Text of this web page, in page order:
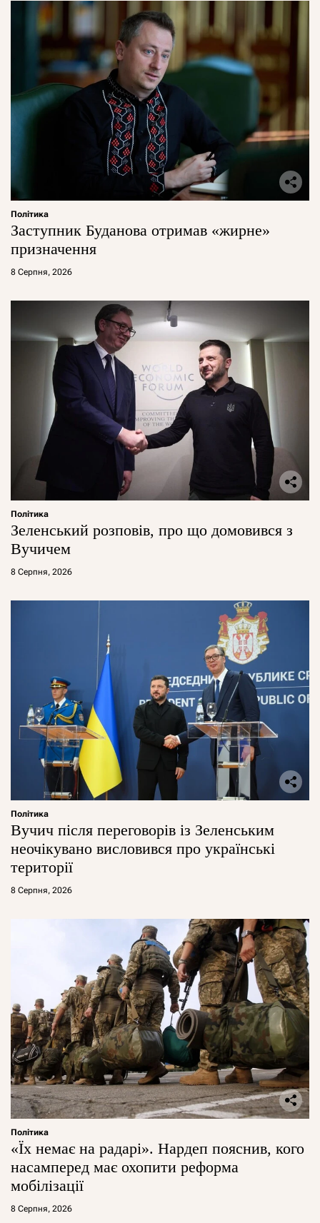
Політика
Заступник Буданова отримав «жирне»
призначення
8 Серпня, 2026
Політика
Зеленський розповів, про що домовився з
Вучичем
8 Серпня, 2026
Політика
Вучич після переговорів із Зеленським
неочікувано висловився про українські
території
8 Серпня, 2026
Політика
«Їх немає на радарі». Нардеп пояснив, кого
насамперед має охопити реформа
мобілізації
8 Серпня, 2026